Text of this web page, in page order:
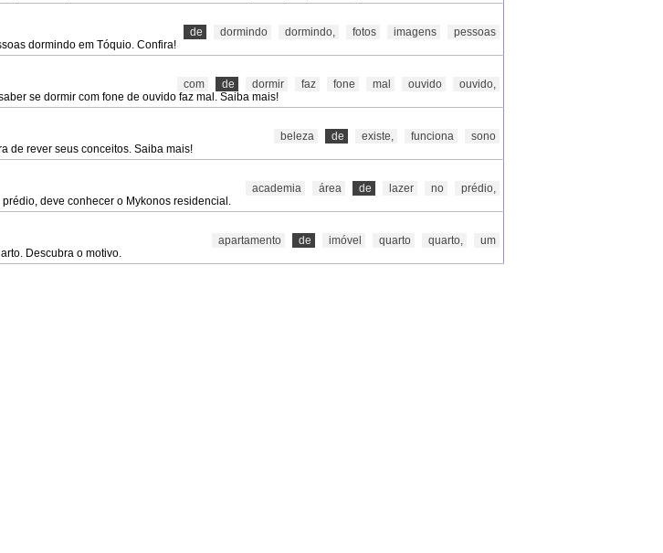
de
dormindo dormindo, fotos imagens
pessoas
dormindo em Tóquio. Confira!
com
de dormir faz fone mal ouvido
ouvido,
se dormir com fone de ouvido faz mal. Saiba mais!
beleza
de existe, funciona
sono
de rever seus conceitos. Saiba mais!
academia
área de lazer no
prédio,
deve conhecer o Mykonos residencial.
apartamento
de imóvel quarto quarto,
um
Descubra o motivo.